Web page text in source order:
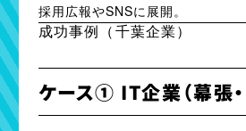
採用広報やSNSに展開。
成功事例（千葉企業）
ケース① IT企業（幕張